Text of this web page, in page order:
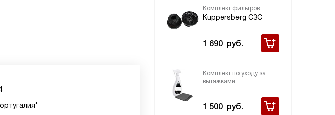
Комплект фильтров
Kuppersberg С3С
1 690 руб.
Комплект по уходу за
вытяжками
1 500 руб.